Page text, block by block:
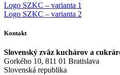
Logo SZKC – varianta 1
Logo SZKC – varianta 2
Kontakt
Slovenský zväz kuchárov a
Gorkého 10, 811 01 Bratislava
Slovenská republika